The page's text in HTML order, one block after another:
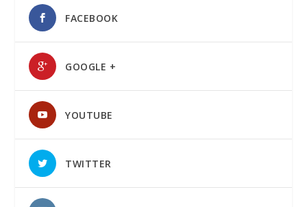
FACEBOOK
GOOGLE +
YOUTUBE
TWITTER